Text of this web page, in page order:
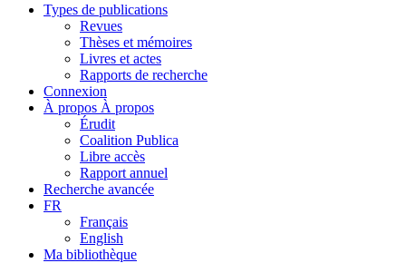
Types de publications
Revues
Thèses et mémoires
Livres et actes
Rapports de recherche
Connexion
À propos À propos
Érudit
Coalition Publica
Libre accès
Rapport annuel
Recherche avancée
FR
Français
English
Ma bibliothèque